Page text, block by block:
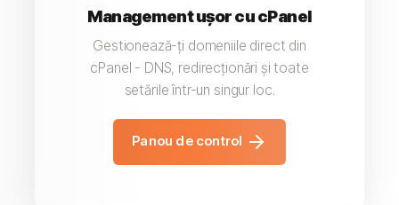
Management ușor cu cPanel
Gestionează-ți domeniile direct din
cPanel - DNS, redirecționări și toate
setările într-un singur loc.
Panou de control